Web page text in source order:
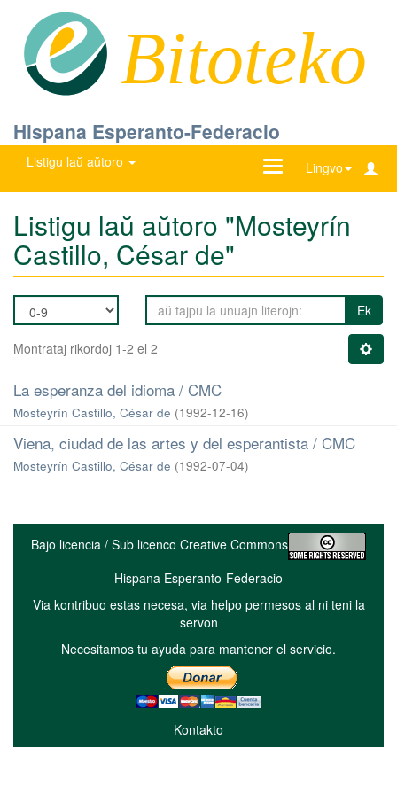
Bitoteko
Hispana Esperanto-Federacio
Listigu laŭ aŭtoro Lingvo
Ŝanĝu
Listigu laŭ aŭtoro "Mosteyrín
Castillo, César de"
Ek
Montrataj rikordoj 1-2 el 2
La esperanza del idioma / CMC
Mosteyrín Castillo, César de (1992-12-16)
Viena, ciudad de las artes y del esperantista / CMC
Mosteyrín Castillo, César de (1992-07-04)
Bajo licencia / Sub licenco Creative Commons
Hispana Esperanto-Federacio
Via kontribuo estas necesa, via helpo permesos al ni teni la
servon
Necesitamos tu ayuda para mantener el servicio.
Kontakto